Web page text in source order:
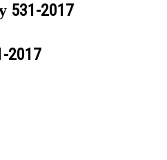
531-2017
2017